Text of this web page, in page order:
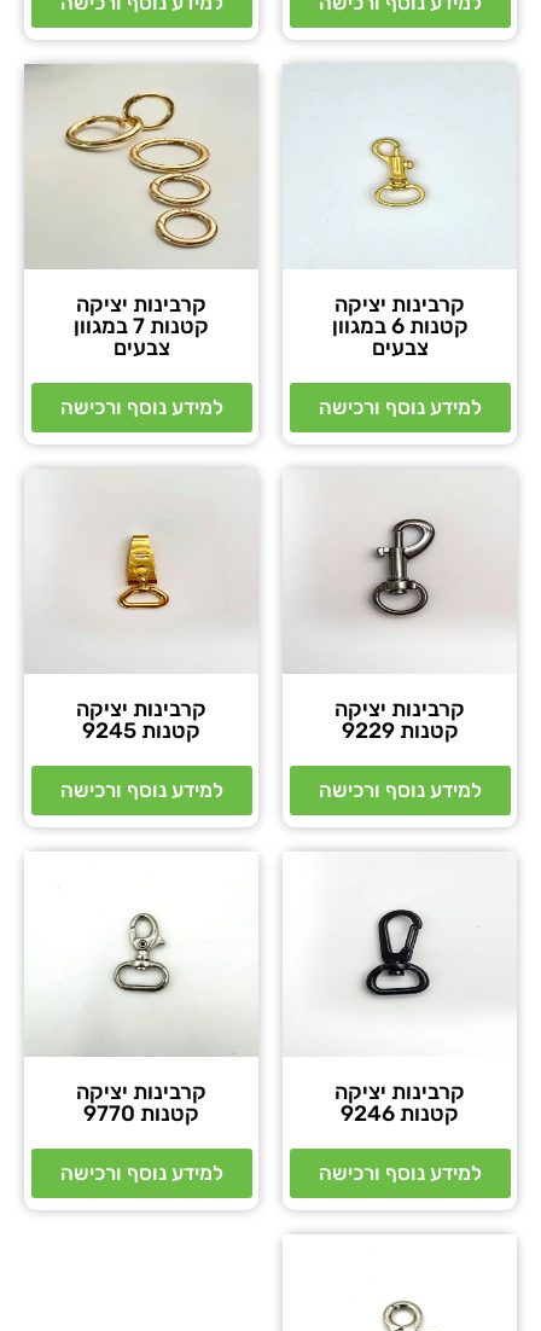
קרבינות יציקה
קטנות 6 במגוון
צבעים
למידע נוסף ורכישה
קרבינות יציקה
קטנות 7 במגוון
צבעים
למידע נוסף ורכישה
קרבינות יציקה
קטנות 9229
למידע נוסף ורכישה
קרבינות יציקה
קטנות 9245
למידע נוסף ורכישה
קרבינות יציקה
קטנות 9246
למידע נוסף ורכישה
קרבינות יציקה
קטנות 9770
למידע נוסף ורכישה